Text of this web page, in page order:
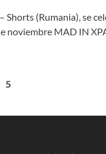
Shorts (Rumania), se
noviembre MAD IN
5